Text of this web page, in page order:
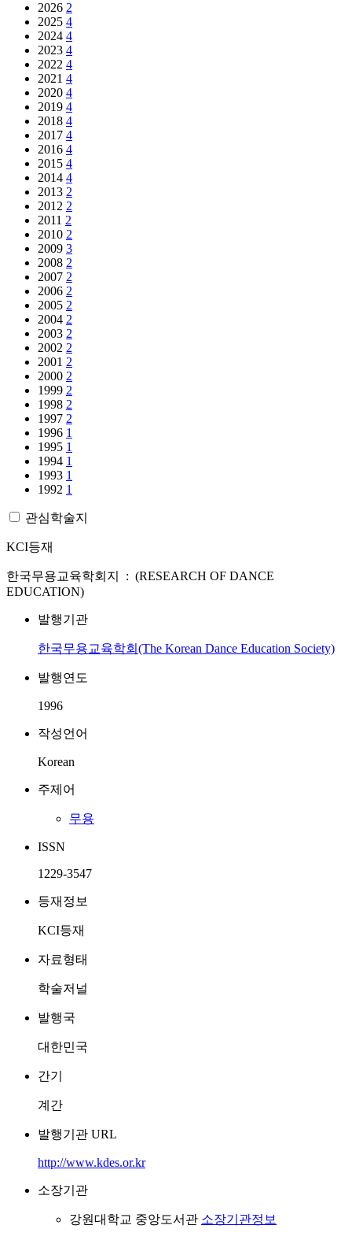
2026 2
2025 4
2024 4
2023 4
2022 4
2021 4
2020 4
2019 4
2018 4
2017 4
2016 4
2015 4
2014 4
2013 2
2012 2
2011 2
2010 2
2009 3
2008 2
2007 2
2006 2
2005 2
2004 2
2003 2
2002 2
2001 2
2000 2
1999 2
1998 2
1997 2
1996 1
1995 1
1994 1
1993 1
1992 1
관심학술지
KCI등재
한국무용교육학회지 : (RESEARCH OF DANCE
EDUCATION)
발행기관
한국무용교육학회(The Korean Dance Education Society)
발행연도
1996
작성언어
Korean
주제어
무용
ISSN
1229-3547
등재정보
KCI등재
자료형태
학술저널
발행국
대한민국
간기
계간
발행기관 URL
http://www.kdes.or.kr
소장기관
강원대학교 중앙도서관 소장기관정보